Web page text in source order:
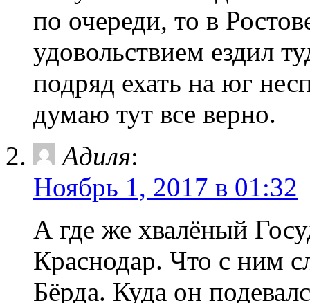
по очереди, то в
удовольствием ездил
подряд ехать на юг
думаю тут все верно.
Адиля:
Ноябрь 1, 2017 в 01:32
А где же хвалёный
Краснодар. Что с ним
Бёрда. Куда он